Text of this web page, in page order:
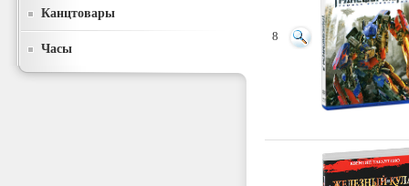
Канцтовары
Часы
8